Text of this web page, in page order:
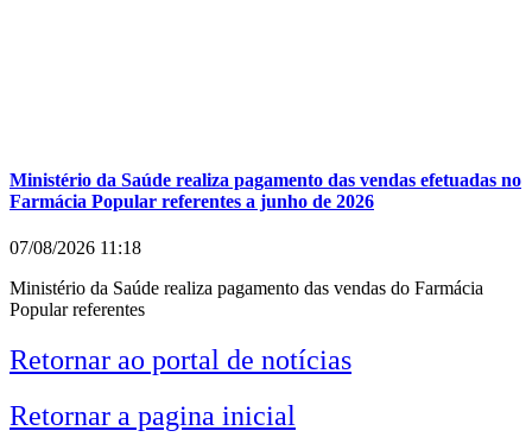
Ministério da Saúde realiza pagamento das vendas efetuadas no
Farmácia Popular referentes a junho de 2026
07/08/2026 11:18
Ministério da Saúde realiza pagamento das vendas do Farmácia
Popular referentes
Retornar ao portal de notícias
Retornar a pagina inicial